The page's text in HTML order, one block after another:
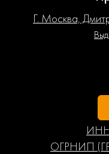
Г. Москва,
ИНН
ОГРНИП